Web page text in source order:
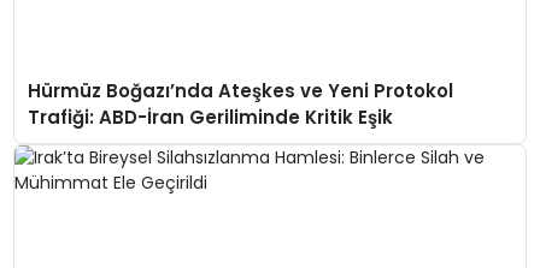
Hürmüz Boğazı’nda Ateşkes ve Yeni Protokol
Trafiği: ABD-İran Geriliminde Kritik Eşik